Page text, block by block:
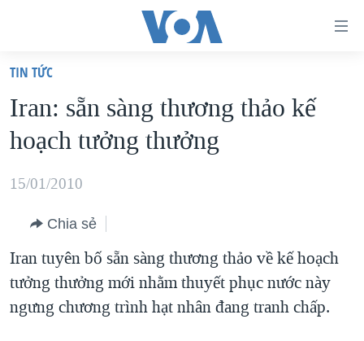
truy
cập
Tới
dung
chính
điều
hướng
chính
VIỆT NAM
HOA KỲ
BIỂN ĐÔNG
BLOG
DIỄN ĐÀN
MỤC
CHUYÊN ĐỀ
TIN TỨC
Iran: sẵn sàng thương thảo kế
hoạch tưởng thưởng
15/01/2010
Chia sẻ
Iran tuyên bố sẵn sàng thương thảo về kế hoạch
tưởng thưởng mới nhằm thuyết phục nước này
ngưng chương trình hạt nhân đang tranh chấp.